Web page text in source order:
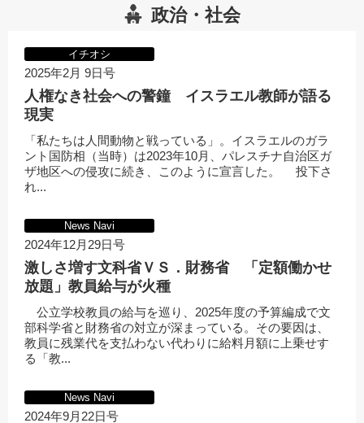
政治・社会
イチオシ
2025年2月 9日号
人権なき社会への警鐘 イスラエル教師が語る
現実
「私たちは人間動物と戦っている」。イスラエルのガラ
ント国防相（当時）は2023年10月、パレスチナ自治区ガ
ザ地区への侵攻に続き、このように宣言した。 投下さ
れ...
News Navi
2024年12月29日号
激しさ増す文科省ＶＳ．財務省 「定額働かせ
放題」教員給与が火種
公立学校教員の給与を巡り、2025年度の予算編成で文
部科学省と財務省の対立が深まっている。その要因は、
教員に残業代を支払わない代わりに給料月額に上乗せす
る「教...
News Navi
2024年9月22日号